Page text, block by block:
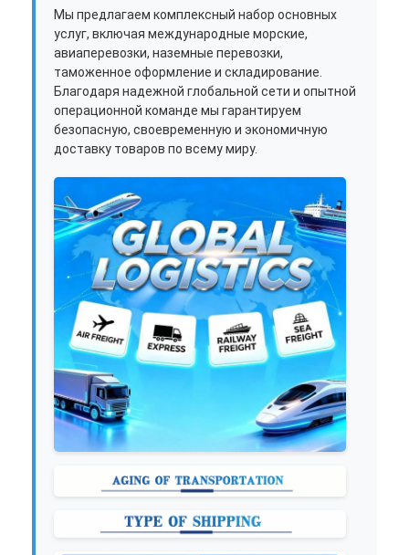
Мы предлагаем комплексный набор основных
услуг, включая международные морские,
авиаперевозки, наземные перевозки,
таможенное оформление и складирование.
Благодаря надежной глобальной сети и опытной
операционной команде мы гарантируем
безопасную, своевременную и экономичную
доставку товаров по всему миру.